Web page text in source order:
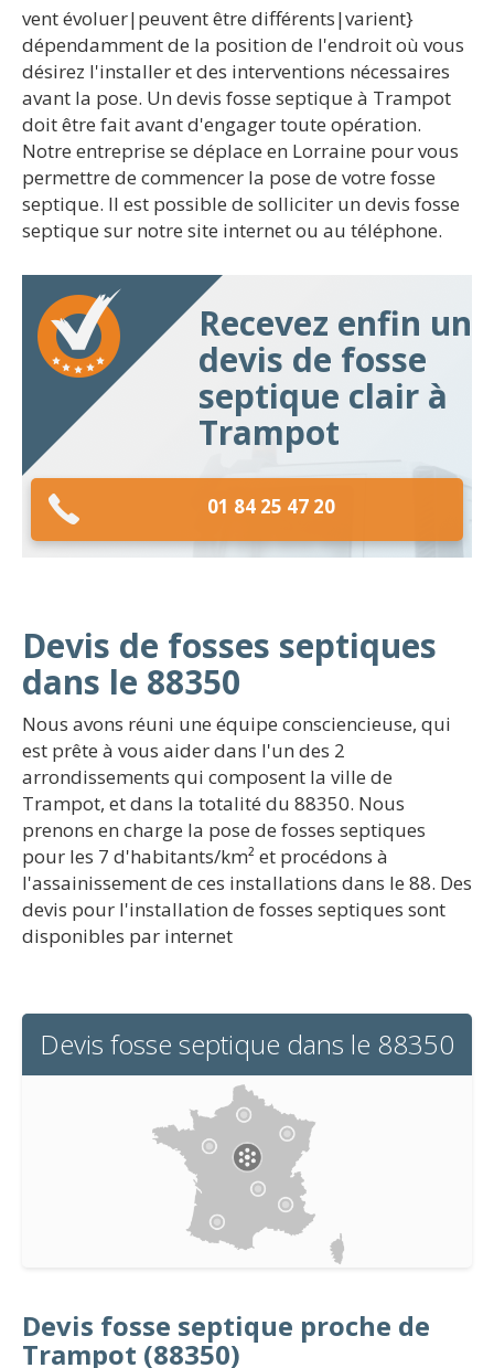
vent évoluer|peuvent être différents|varient}
dépendamment de la position de l'endroit où vous
désirez l'installer et des interventions nécessaires
avant la pose. Un devis fosse septique à Trampot
doit être fait avant d'engager toute opération.
Notre entreprise se déplace en Lorraine pour vous
permettre de commencer la pose de votre fosse
septique. Il est possible de solliciter un devis fosse
septique sur notre site internet ou au téléphone.
Recevez enfin un
devis de fosse
septique clair à
Trampot
01 84 25 47 20
Devis de fosses septiques
dans le 88350
Nous avons réuni une équipe consciencieuse, qui
est prête à vous aider dans l'un des 2
arrondissements qui composent la ville de
Trampot, et dans la totalité du 88350. Nous
prenons en charge la pose de fosses septiques
pour les 7 d'habitants/km² et procédons à
l'assainissement de ces installations dans le 88. Des
devis pour l'installation de fosses septiques sont
disponibles par internet
Devis fosse septique dans le 88350
Devis fosse septique proche de
Trampot (88350)